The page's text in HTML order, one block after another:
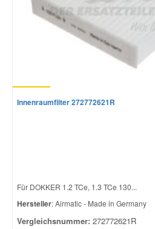
Innenraumfilter 272772621R
Für DOKKER 1.2 TCe, 1.3 TCe 130...
Hersteller: Airmatic - Made in Germany
Vergleichsnummer: 272772621R